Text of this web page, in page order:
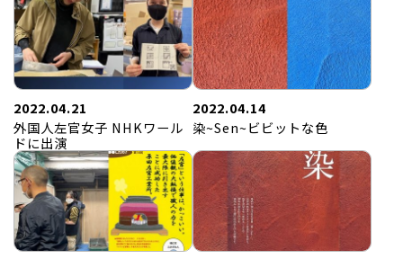
2022.04.21
外国人左官女子 NHKワール
ドに出演
2022.04.14
染~Sen~ビビットな色